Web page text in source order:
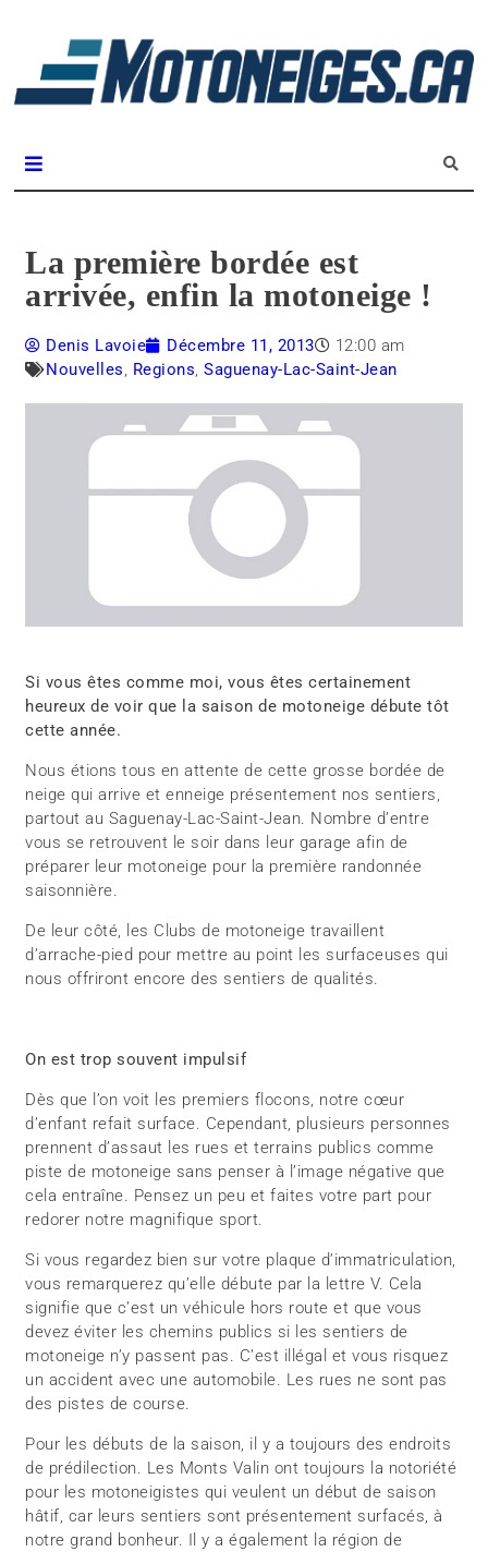
La première bordée est
arrivée, enfin la motoneige !
Denis Lavoie Décembre 11, 2013
12:00 am
Nouvelles, Regions,Saguenay-Lac-Saint-Jean
Si vous êtes comme moi, vous êtes certainement
heureux de voir que la saison de motoneige débute tôt
cette année.
Nous étions tous en attente de cette grosse bordée de
neige qui arrive et enneige présentement nos sentiers,
partout au Saguenay-Lac-Saint-Jean. Nombre d’entre
vous se retrouvent le soir dans leur garage afin de
préparer leur motoneige pour la première randonnée
saisonnière.
De leur côté, les Clubs de motoneige travaillent
d’arrache-pied pour mettre au point les surfaceuses qui
nous offriront encore des sentiers de qualités.
On est trop souvent impulsif
Dès que l’on voit les premiers flocons, notre cœur
d’enfant refait surface. Cependant, plusieurs personnes
prennent d’assaut les rues et terrains publics comme
piste de motoneige sans penser à l’image négative que
cela entraîne. Pensez un peu et faites votre part pour
redorer notre magnifique sport.
Si vous regardez bien sur votre plaque d’immatriculation,
vous remarquerez qu’elle débute par la lettre V. Cela
signifie que c’est un véhicule hors route et que vous
devez éviter les chemins publics si les sentiers de
motoneige n’y passent pas. C’est illégal et vous risquez
un accident avec une automobile. Les rues ne sont pas
des pistes de course.
Pour les débuts de la saison, il y a toujours des endroits
de prédilection. Les Monts Valin ont toujours la notoriété
pour les motoneigistes qui veulent un début de saison
hâtif, car leurs sentiers sont présentement surfacés, à
notre grand bonheur. Il y a également la région de